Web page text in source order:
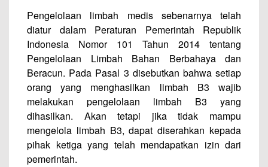
Pengelolaan limbah medis sebenarnya telah
diatur dalam Peraturan Pemerintah Republik
Indonesia Nomor 101 Tahun 2014 tentang
Pengelolaan Limbah Bahan Berbahaya dan
Beracun. Pada Pasal 3 disebutkan bahwa setiap
orang yang menghasilkan limbah B3 wajib
melakukan pengelolaan limbah B3 yang
dihasilkan. Akan tetapi jika tidak mampu
mengelola limbah B3, dapat diserahkan kepada
pihak ketiga yang telah mendapatkan izin dari
pemerintah.